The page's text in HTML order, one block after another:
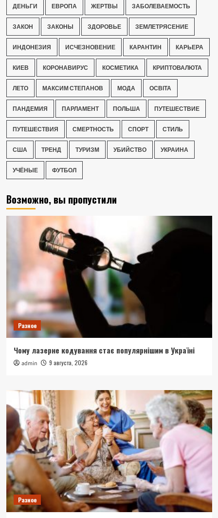
ДЕНЬГИ ЕВРОПА ЖЕРТВЫ ЗАБОЛЕВАЕМОСТЬ
ЗАКОН ЗАКОНЫ ЗДОРОВЬЕ ЗЕМЛЕТРЯСЕНИЕ
ИНДОНЕЗИЯ ИСЧЕЗНОВЕНИЕ КАРАНТИН КАРЬЕРА
КИЕВ КОРОНАВИРУС КОСМЕТИКА КРИПТОВАЛЮТА
ЛЕТО МАКСИМ СТЕПАНОВ МОДА ОСВІТА
ПАНДЕМИЯ ПАРЛАМЕНТ ПОЛЬША ПУТЕШЕСТВИЕ
ПУТЕШЕСТВИЯ СМЕРТНОСТЬ СПОРТ СТИЛЬ
США ТРЕНД ТУРИЗМ УБИЙСТВО УКРАИНА
УЧЁНЫЕ ФУТБОЛ
Возможно, вы пропустили
Разное
Чому лазерне кодування стає популярнішим в Україні
admin 9 августа, 2026
Разное